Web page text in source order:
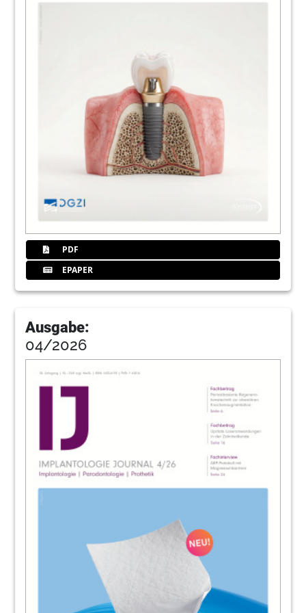
Henry Schein Dental Deutschland GmbH
Kulzer GmbH
BICON Europe Ltd.
Minimalinvasive Möglichkeit der Ridge
Dr. Yuval Zubery
31W&H Deutschland GmbH
34Zukunftskongress für die zahnärztliche
Implantologie der DGZI
Redaktion
38DGZI intern: News
Redaktion
Visions in Implantology – 3.
Zukunftskongress für die zahnärztliche
Implantologie der DGZI
DGZI intern: Studiengruppen und
Mitgliedsantrag der DGZI intern
Redaktion
PDF
EPAPER
Ausgabe:
04/2026